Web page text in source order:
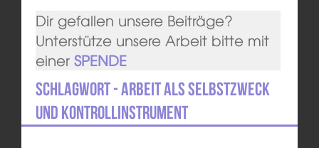
Dir gefallen unsere Beiträge?
Unterstütze unsere Arbeit bitte mit
einer SPENDE
Schlagwort - Arbeit als Selbstzweck
und Kontrollinstrument